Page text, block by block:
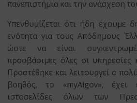
πανεπιστήμια και την ανάσχεση
Υπενθυμίζεται ότι ήδη έχουμε
ενότητα για τους Απόδημους
ώστε να είναι
προσβάσιμες όλες οι
Προστέθηκε και λειτουργεί ο
βοηθός, το «myAigov», έχει
ιστοσελίδες όλων των